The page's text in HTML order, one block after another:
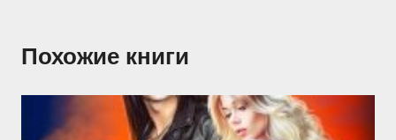
Похожие книги